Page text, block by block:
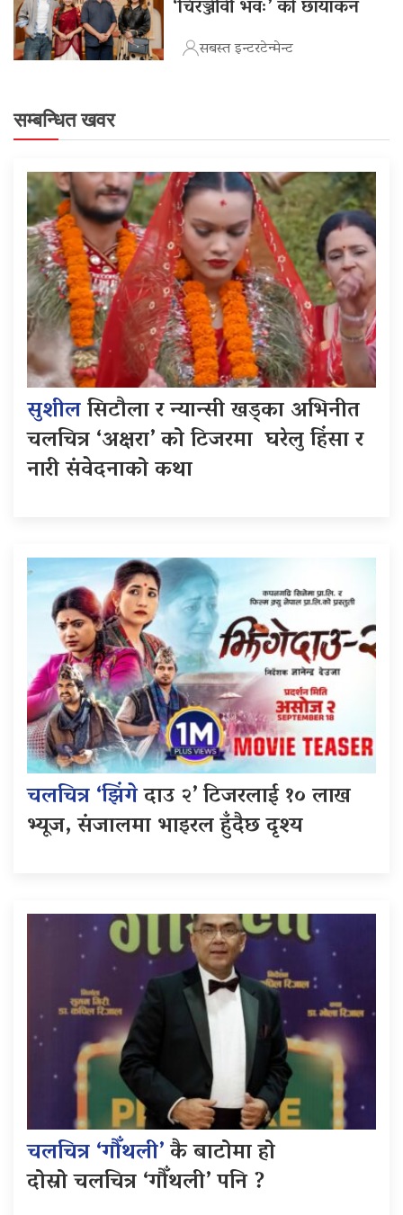
‘चिरञ्जीवी भवः’ को छायांकन
सबस्त इन्टरटेन्मेन्ट
सम्बन्धित खवर
सुशीलसिटौला र न्यान्सी खड्का अभिनीत
चलचित्र ‘अक्षरा’ को टिजरमा घरेलु हिंसा र
नारी संवेदनाको कथा
चलचित्र ‘झिंगेदाउ २’ टिजरलाई १० लाख
भ्यूज, संजालमा भाइरल हुँदैछ दृश्य
चलचित्र ‘गौँथली’कै बाटोमा हो
दोस्रो चलचित्र ‘गौँथली’ पनि ?